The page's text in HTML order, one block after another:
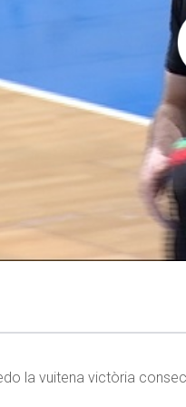
la vuitena victòria